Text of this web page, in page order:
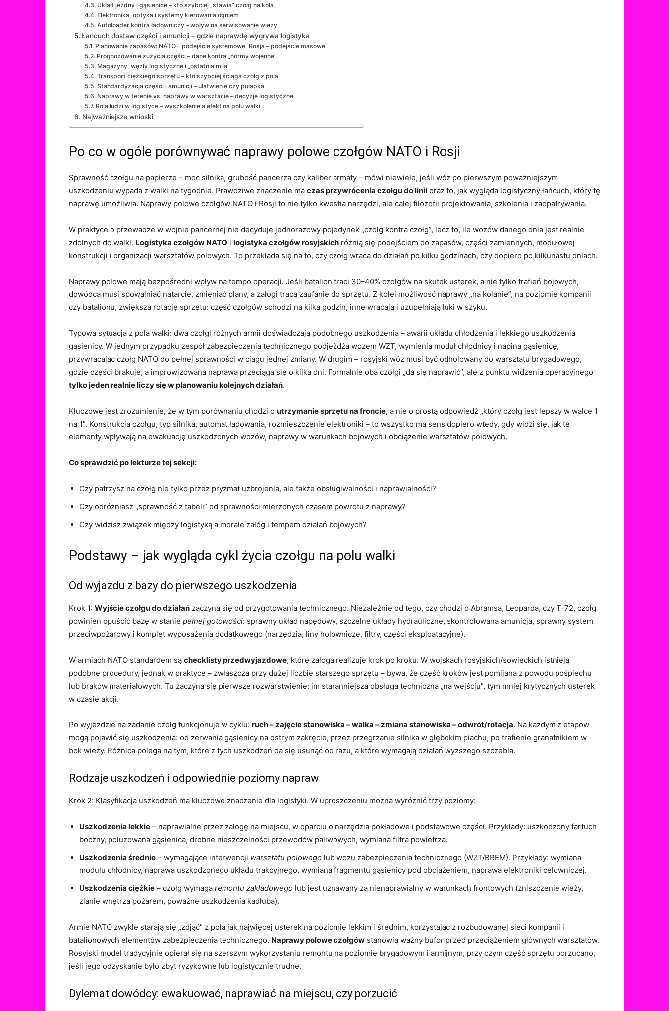
Układ jezdny i gąsienice – kto szybciej „stawia” czołg na koła
Elektronika, optyka i systemy kierowania ogniem
Autoloader kontra ładowniczy – wpływ na serwisowanie wieży
Łańcuch dostaw części i amunicji – gdzie naprawdę wygrywa logistyka
Planowanie zapasów: NATO – podejście systemowe, Rosja – podejście masowe
Prognozowanie zużycia części – dane kontra „normy wojenne”
Magazyny, węzły logistyczne i „ostatnia mila”
Transport ciężkiego sprzętu – kto szybciej ściąga czołg z pola
Standardyzacja części i amunicji – ułatwienie czy pułapka
Naprawy w terenie vs. naprawy w warsztacie – decyzje logistyczne
Rola ludzi w logistyce – wyszkolenie a efekt na polu walki
Najważniejsze wnioski
Po co w ogóle porównywać naprawy polowe czołgów NATO i Rosji
Sprawność czołgu na papierze – moc silnika, grubość pancerza czy kaliber armaty – mówi niewiele, jeśli wóz po pierwszym poważniejszym
uszkodzeniu wypada z walki na tygodnie. Prawdziwe znaczenie ma czas przywrócenia czołgu do linii oraz to, jak wygląda logistyczny łańcuch, który tę
naprawę umożliwia. Naprawy polowe czołgów NATO i Rosji to nie tylko kwestia narzędzi, ale całej filozofii projektowania, szkolenia i zaopatrywania.
W praktyce o przewadze w wojnie pancernej nie decyduje jednorazowy pojedynek „czołg kontra czołg”, lecz to, ile wozów danego dnia jest realnie
zdolnych do walki. Logistyka czołgów NATO i logistyka czołgów rosyjskich różnią się podejściem do zapasów, części zamiennych, modułowej
konstrukcji i organizacji warsztatów polowych. To przekłada się na to, czy czołg wraca do działań po kilku godzinach, czy dopiero po kilkunastu dniach.
Naprawy polowe mają bezpośredni wpływ na tempo operacji. Jeśli batalion traci 30–40% czołgów na skutek usterek, a nie tylko trafień bojowych,
dowódca musi spowalniać natarcie, zmieniać plany, a załogi tracą zaufanie do sprzętu. Z kolei możliwość naprawy „na kolanie”, na poziomie kompanii
czy batalionu, zwiększa rotację sprzętu: część czołgów schodzi na kilka godzin, inne wracają i uzupełniają luki w szyku.
Typowa sytuacja z pola walki: dwa czołgi różnych armii doświadczają podobnego uszkodzenia – awarii układu chłodzenia i lekkiego uszkodzenia
gąsienicy. W jednym przypadku zespół zabezpieczenia technicznego podjeżdża wozem WZT, wymienia moduł chłodnicy i napina gąsienicę,
przywracając czołg NATO do pełnej sprawności w ciągu jednej zmiany. W drugim – rosyjski wóz musi być odholowany do warsztatu brygadowego,
gdzie części brakuje, a improwizowana naprawa przeciąga się o kilka dni. Formalnie oba czołgi „da się naprawić”, ale z punktu widzenia operacyjnego
tylko jeden realnie liczy się w planowaniu kolejnych działań.
Kluczowe jest zrozumienie, że w tym porównaniu chodzi o utrzymanie sprzętu na froncie, a nie o prostą odpowiedź „który czołg jest lepszy w walce 1
na 1”. Konstrukcja czołgu, typ silnika, automat ładowania, rozmieszczenie elektroniki – to wszystko ma sens dopiero wtedy, gdy widzi się, jak te
elementy wpływają na ewakuację uszkodzonych wozów, naprawy w warunkach bojowych i obciążenie warsztatów polowych.
Co sprawdzić po lekturze tej sekcji:
Czy patrzysz na czołg nie tylko przez pryzmat uzbrojenia, ale także obsługiwalności i naprawialności?
Czy odróżniasz „sprawność z tabeli” od sprawności mierzonych czasem powrotu z naprawy?
Czy widzisz związek między logistyką a morale załóg i tempem działań bojowych?
Podstawy – jak wygląda cykl życia czołgu na polu walki
Od wyjazdu z bazy do pierwszego uszkodzenia
Krok 1: Wyjście czołgu do działań zaczyna się od przygotowania technicznego. Niezależnie od tego, czy chodzi o Abramsa, Leoparda, czy T-72, czołg
powinien opuścić bazę w stanie pełnej gotowości: sprawny układ napędowy, szczelne układy hydrauliczne, skontrolowana amunicja, sprawny system
przeciwpożarowy i komplet wyposażenia dodatkowego (narzędzia, liny holownicze, filtry, części eksploatacyjne).
W armiach NATO standardem są checklisty przedwyjazdowe, które załoga realizuje krok po kroku. W wojskach rosyjskich/sowieckich istnieją
podobne procedury, jednak w praktyce – zwłaszcza przy dużej liczbie starszego sprzętu – bywa, że część kroków jest pomijana z powodu pośpiechu
lub braków materiałowych. Tu zaczyna się pierwsze rozwarstwienie: im staranniejsza obsługa techniczna „na wejściu”, tym mniej krytycznych usterek
w czasie akcji.
Po wyjeździe na zadanie czołg funkcjonuje w cyklu: ruch – zajęcie stanowiska – walka – zmiana stanowiska – odwrót/rotacja. Na każdym z etapów
mogą pojawić się uszkodzenia: od zerwania gąsienicy na ostrym zakręcie, przez przegrzanie silnika w głębokim piachu, po trafienie granatnikiem w
bok wieży. Różnica polega na tym, które z tych uszkodzeń da się usunąć od razu, a które wymagają działań wyższego szczebla.
Rodzaje uszkodzeń i odpowiednie poziomy napraw
Krok 2: Klasyfikacja uszkodzeń ma kluczowe znaczenie dla logistyki. W uproszczeniu można wyróżnić trzy poziomy:
Uszkodzenia lekkie – naprawialne przez załogę na miejscu, w oparciu o narzędzia pokładowe i podstawowe części. Przykłady: uszkodzony fartuch
boczny, poluzowana gąsienica, drobne nieszczelności przewodów paliwowych, wymiana filtra powietrza.
Uszkodzenia średnie – wymagające interwencji warsztatu polowego lub wozu zabezpieczenia technicznego (WZT/BREM). Przykłady: wymiana
modułu chłodnicy, naprawa uszkodzonego układu trakcyjnego, wymiana fragmentu gąsienicy pod obciążeniem, naprawa elektroniki celowniczej.
Uszkodzenia ciężkie – czołg wymaga remontu zakładowego lub jest uznawany za nienaprawialny w warunkach frontowych (zniszczenie wieży,
zlanie wnętrza pożarem, poważne uszkodzenia kadłuba).
Armie NATO zwykle starają się „zdjąć” z pola jak najwięcej usterek na poziomie lekkim i średnim, korzystając z rozbudowanej sieci kompanii i
batalionowych elementów zabezpieczenia technicznego. Naprawy polowe czołgów stanowią ważny bufor przed przeciążeniem głównych warsztatów.
Rosyjski model tradycyjnie opierał się na szerszym wykorzystaniu remontu na poziomie brygadowym i armijnym, przy czym część sprzętu porzucano,
jeśli jego odzyskanie było zbyt ryzykowne lub logistycznie trudne.
Dylemat dowódcy: ewakuować, naprawiać na miejscu, czy porzucić